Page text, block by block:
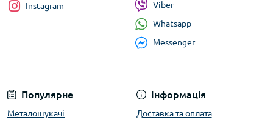
Популярне
Металошукачі
Інформація
Доставка та оплата
Instagram
Viber
Whatsapp
Messenger